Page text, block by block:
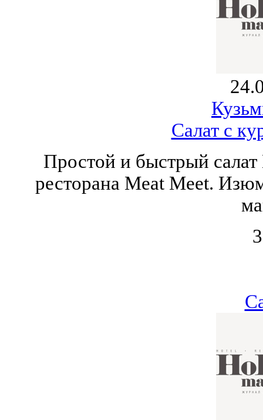
Салат с
Простой и быстрый
ресторана Meat Meet.